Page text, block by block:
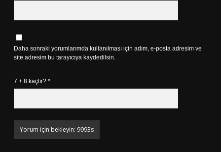
Daha sonraki yorumlarımda kullanılması için adım, e-posta adresim ve
site adresim bu tarayıcıya kaydedilsin.
7 + 8 kaçtır? *